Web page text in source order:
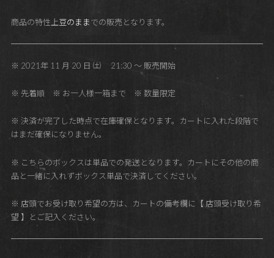
商品の特性上豆のままでの販売となります。
※ 2021年 11 月 20 日 ㈯ 21:30 ～ 販売開始
※ 先着順 ※ お一人様一箱まで ※ 数量限定
※ 決済が完了した時点で在庫確保となります。カートに入れた段階で
はまだ確保になりません。
※ こちらのボックスは単品での発送となります。カートにその他の商
品と一緒に入れずボックス単品で決済してください。
※ 店頭でお受け取り希望の方は、カートの備考欄に【 店頭受け取り希
望 】とご記入ください。